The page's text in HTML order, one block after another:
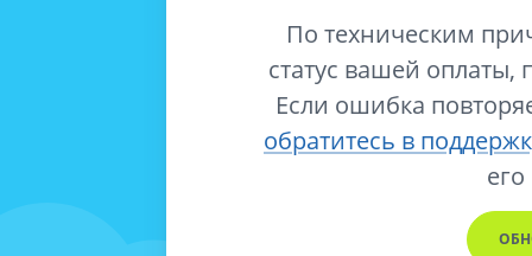
По техническим
статус вашей оплаты,
Если ошибка
обратитесь в
его